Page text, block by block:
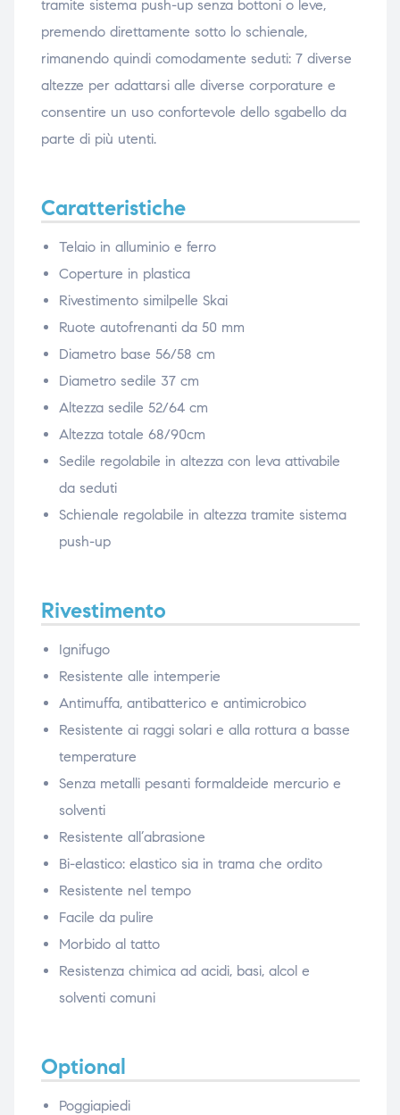
tramite sistema push-up senza bottoni o leve,
premendo direttamente sotto lo schienale,
rimanendo quindi comodamente seduti:7 diverse
altezze per adattarsi alle diverse corporature e
consentire un uso confortevole dello sgabello da
parte di più utenti.
Caratteristiche
Telaio in alluminio e ferro
Coperture in plastica
Rivestimento similpelle Skai
Ruote autofrenanti da 50 mm
Diametro base 56/58 cm
Diametro sedile 37 cm
Altezza sedile 52/64 cm
Altezza totale 68/90cm
Sedile regolabile in altezza con leva attivabile
da seduti
Schienale regolabile in altezza tramite sistema
push-up
Rivestimento
Ignifugo
Resistente alle intemperie
Antimuffa, antibatterico e antimicrobico
Resistente ai raggi solari e alla rottura a basse
temperature
Senza metalli pesanti formaldeide mercurio e
solventi
Resistente all’abrasione
Bi-elastico: elastico sia in trama che ordito
Resistente nel tempo
Facile da pulire
Morbido al tatto
Resistenza chimica ad acidi, basi, alcol e
solventi comuni
Optional
Poggiapiedi